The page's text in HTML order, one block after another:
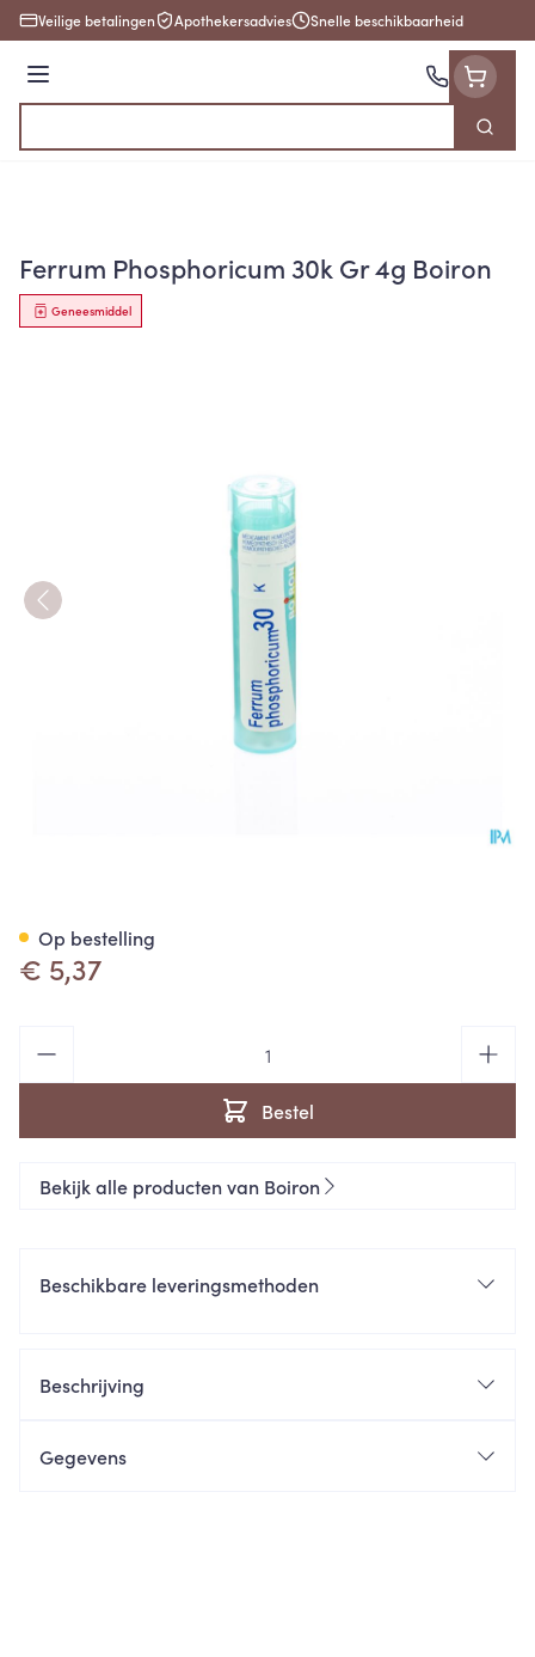
Ga naar de inhoud
Veilige betalingen Apothekersadvies Snelle beschikbaarheid
Menu
Zoek
Ferrum Phosphoricum 30k Gr 4g Boiron
Geneesmiddel
€ 5,37
Bestel
Op bestelling
Bekijk alle producten van Boiron
Beschikbare leveringsmethoden
Beschrijving
Gegevens